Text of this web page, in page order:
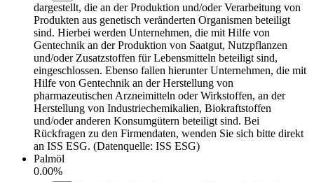
dargestellt, die an der Produktion und/oder Verarbeitung von
Produkten aus genetisch veränderten Organismen beteiligt
sind. Hierbei werden Unternehmen, die mit Hilfe von
Gentechnik an der Produktion von Saatgut, Nutzpflanzen
und/oder Zusatzstoffen für Lebensmitteln beteiligt sind,
eingeschlossen. Ebenso fallen hierunter Unternehmen, die mit
Hilfe von Gentechnik an der Herstellung von
pharmazeutischen Arzneimitteln oder Wirkstoffen, an der
Herstellung von Industriechemikalien, Biokraftstoffen
und/oder anderen Konsumgütern beteiligt sind. Bei
Rückfragen zu den Firmendaten, wenden Sie sich bitte direkt
an ISS ESG. (Datenquelle: ISS ESG)
Palmöl
0.00%